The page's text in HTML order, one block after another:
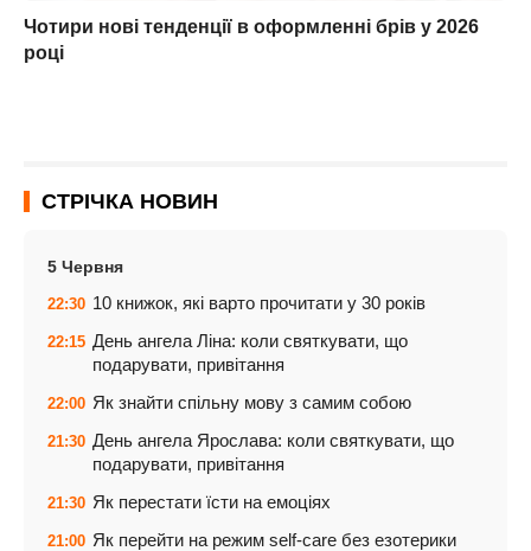
Чотири нові тенденції в оформленні брів у 2026
році
СТРІЧКА НОВИН
5 Червня
22:30 10 книжок, які варто прочитати у 30 років
22:15 День ангела Ліна: коли святкувати, що
подарувати, привітання
22:00 Як знайти спільну мову з самим собою
21:30 День ангела Ярослава: коли святкувати, що
подарувати, привітання
21:30 Як перестати їсти на емоціях
21:00 Як перейти на режим self-care без езотерики